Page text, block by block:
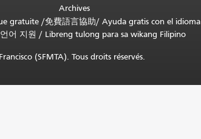
Archives
gratuite /免費語言協助/ Ayuda gratis con el idioma
어 지원 / Libreng tulong para sa wikang Filipino
(SFMTA). Tous droits réservés.